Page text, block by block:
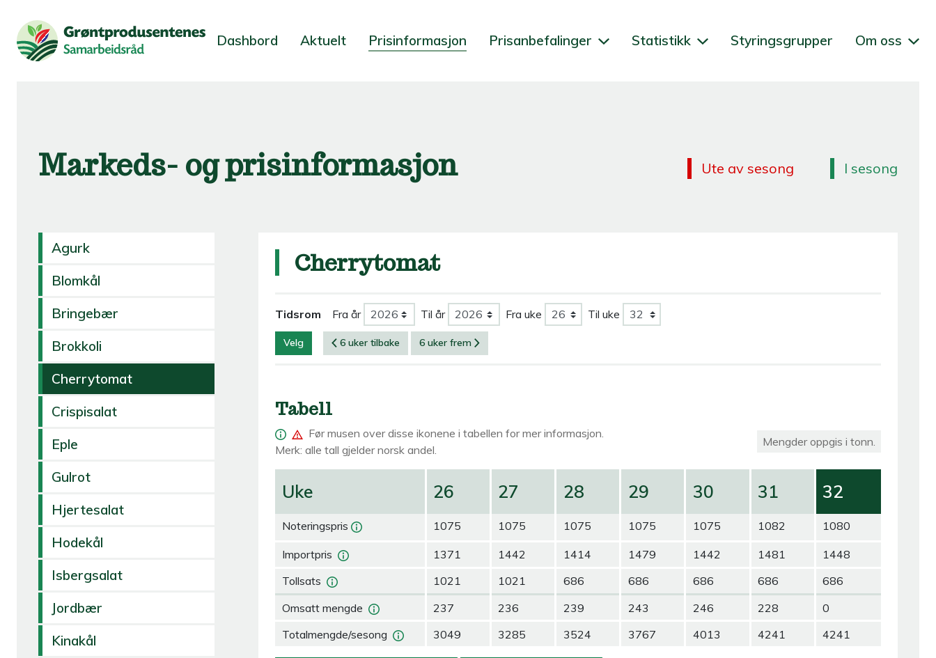
Dashbord Aktuelt Prisinformasjon Prisanbefalinger Statistikk Styringsgrupper Om oss
Markeds- og prisinformasjon Ute av sesong I sesong
Agurk
Blomkål
Bringebær
Brokkoli
Cherrytomat
Crispisalat
Eple
Gulrot
Hjertesalat
Hodekål
Isbergsalat
Jordbær
Kinakål
Cherrytomat
Tidsrom Fra år Til år Fra uke Til uke
Velg 6 uker tilbake 6 uker frem
Tabell
Før musen over disse ikonene i tabellen for mer informasjon.
Merk: alle tall gjelder norsk andel.
Mengder oppgis i tonn.
Uke
Noteringspris
Importpris
Tollsats
Omsatt mengde
Totalmengde/sesong
26
1075
1371
1021
237
3049
27
1075
1442
1021
236
3285
28
1075
1414
686
239
3524
29
1075
1479
686
243
3767
30
1075
1442
686
246
4013
31
1082
1481
686
228
4241
32
1080
1448
686
0
4241